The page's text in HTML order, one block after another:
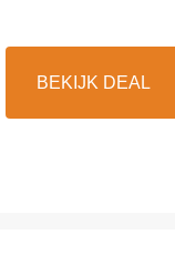
BEKIJK DEAL